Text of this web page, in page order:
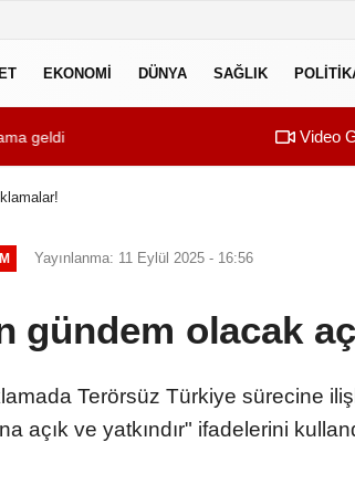
EKONOMI DÜNYA SAĞLIK
SONER YALÇIN
Video
Yayınlanma: 11 Eylül 2025 - 16:56
gündem olacak
Terörsüz Türkiye sürecine
açık ve yatkındır" ifadelerini